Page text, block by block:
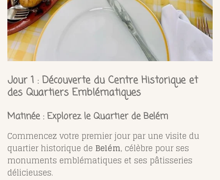
Jour 1 : Découverte du Centre Historique et
des Quartiers Emblématiques
Matinée : Explorez le Quartier de Belém
Commencez votre premier jour par une visite du
quartier historique de Belém, célèbre pour ses
monuments emblématiques et ses pâtisseries
délicieuses.